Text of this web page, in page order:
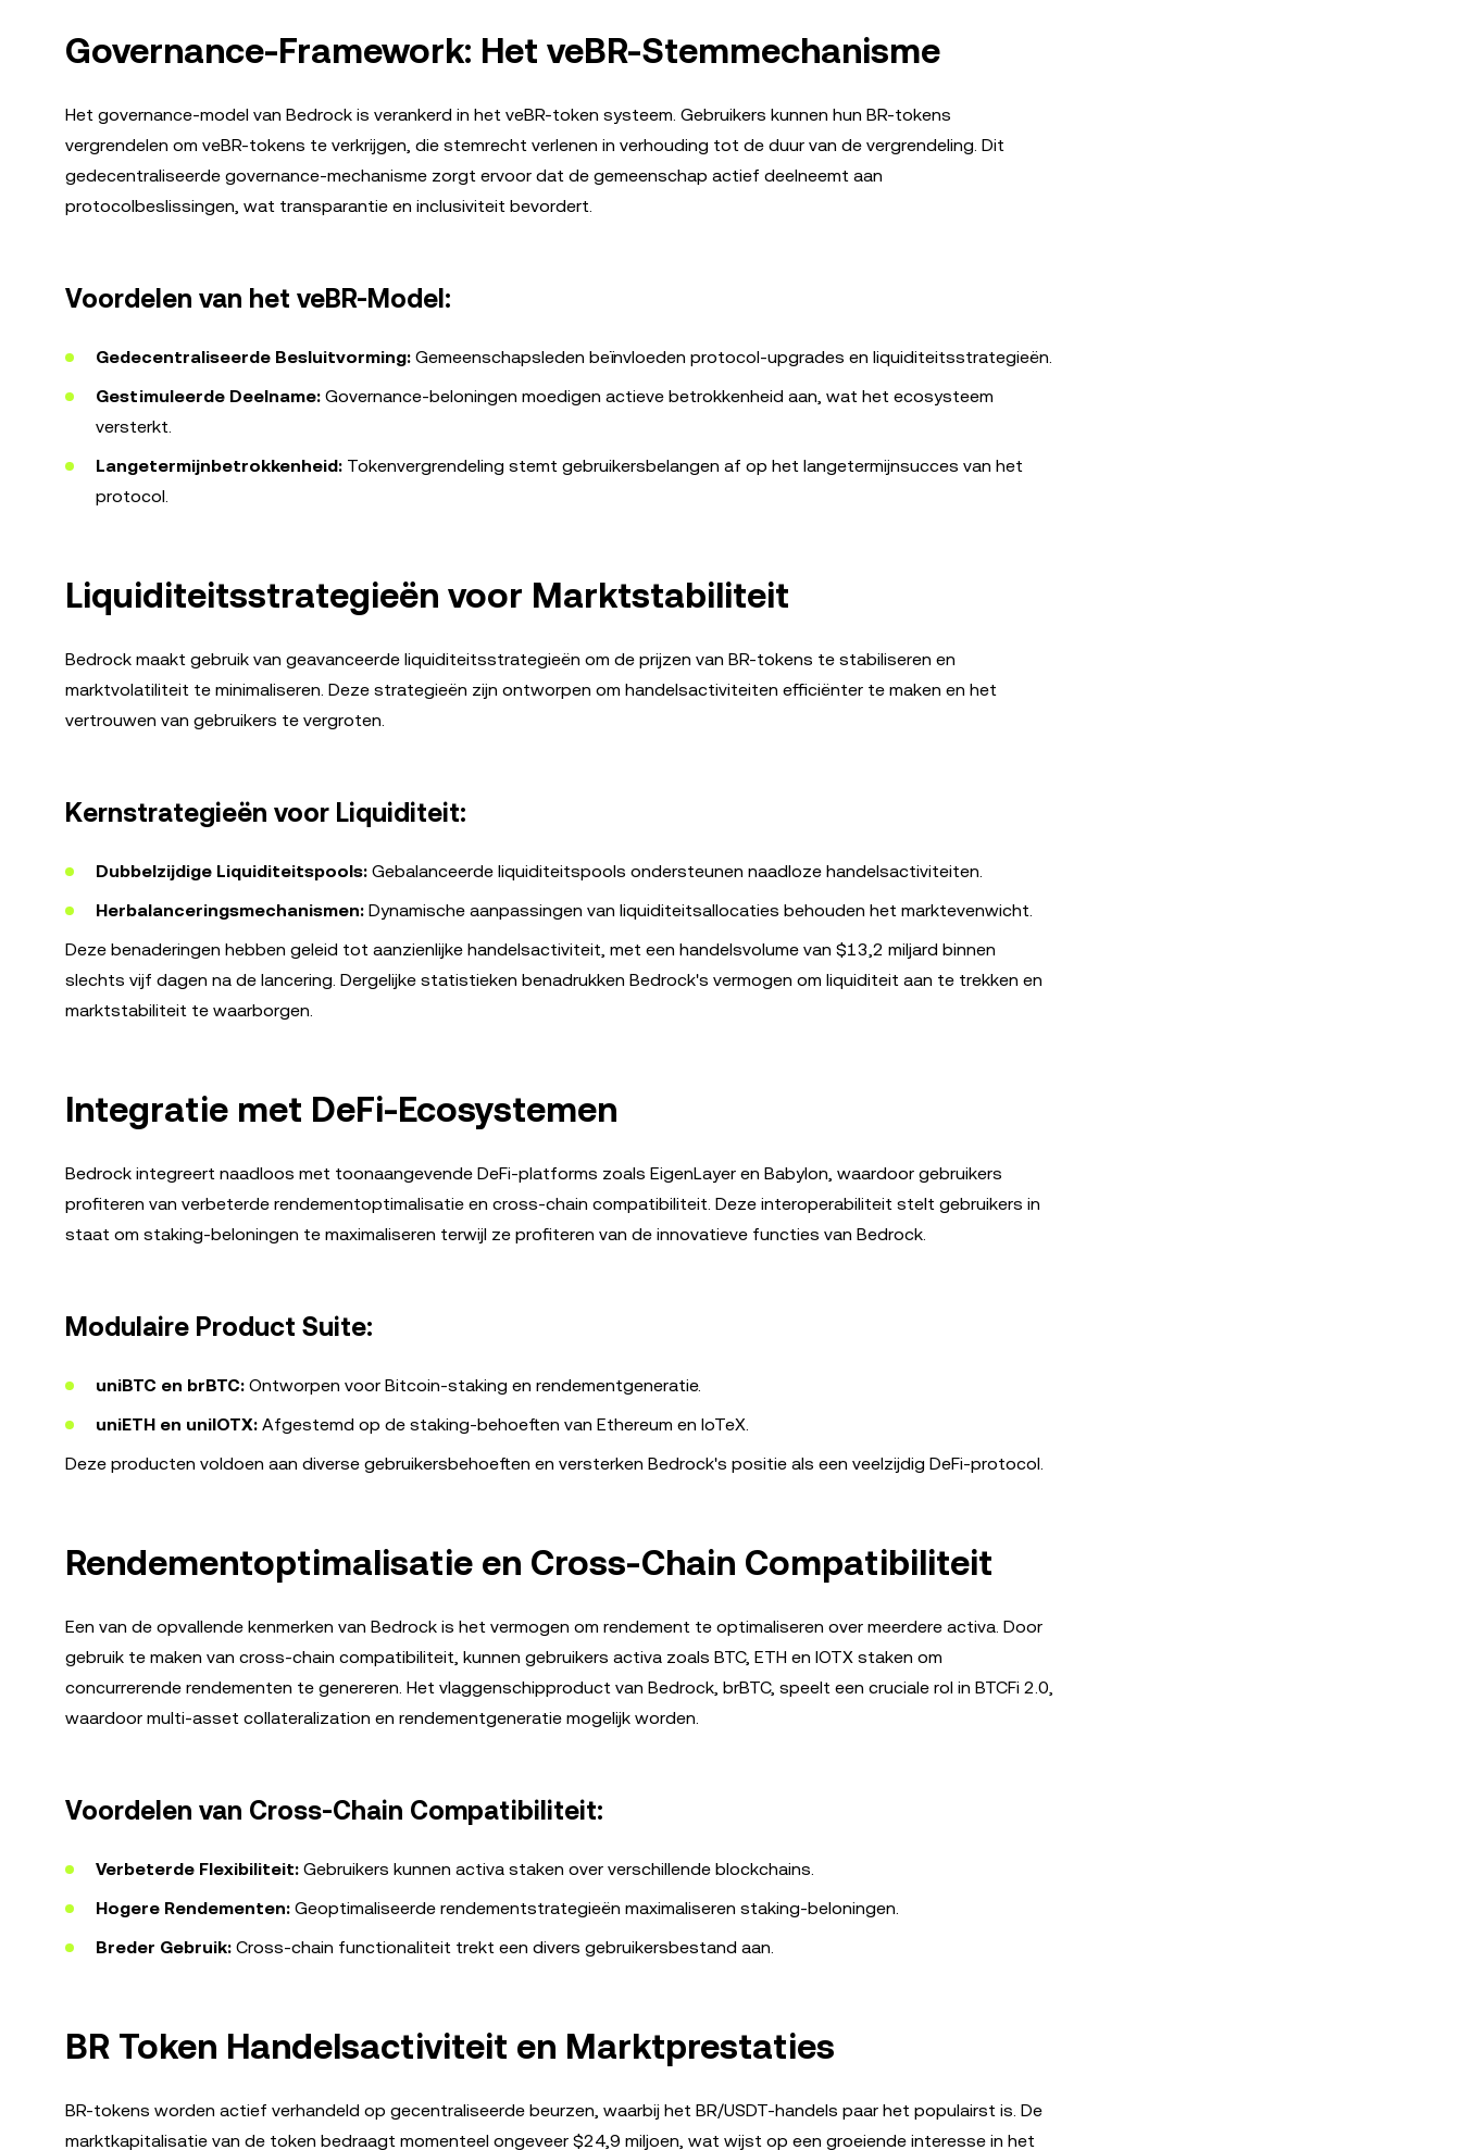
Governance-Framework: Het veBR-Stemmechanisme
Het governance-model van Bedrock is verankerd in het veBR-token systeem. Gebruikers kunnen hun BR-tokens
vergrendelen om veBR-tokens te verkrijgen, die stemrecht verlenen in verhouding tot de duur van de vergrendeling. Dit
gedecentraliseerde governance-mechanisme zorgt ervoor dat de gemeenschap actief deelneemt aan
protocolbeslissingen, wat transparantie en inclusiviteit bevordert.
Voordelen van het veBR-Model:
Gedecentraliseerde Besluitvorming: Gemeenschapsleden beïnvloeden protocol-upgrades en liquiditeitsstrategieën.
Gestimuleerde Deelname: Governance-beloningen moedigen actieve betrokkenheid aan, wat het ecosysteem
versterkt.
Langetermijnbetrokkenheid: Tokenvergrendeling stemt gebruikersbelangen af op het langetermijnsucces van het
protocol.
Liquiditeitsstrategieën voor Marktstabiliteit
Bedrock maakt gebruik van geavanceerde liquiditeitsstrategieën om de prijzen van BR-tokens te stabiliseren en
marktvolatiliteit te minimaliseren. Deze strategieën zijn ontworpen om handelsactiviteiten efficiënter te maken en het
vertrouwen van gebruikers te vergroten.
Kernstrategieën voor Liquiditeit:
Dubbelzijdige Liquiditeitspools: Gebalanceerde liquiditeitspools ondersteunen naadloze handelsactiviteiten.
Herbalanceringsmechanismen: Dynamische aanpassingen van liquiditeitsallocaties behouden het marktevenwicht.
Deze benaderingen hebben geleid tot aanzienlijke handelsactiviteit, met een handelsvolume van $13,2 miljard binnen
slechts vijf dagen na de lancering. Dergelijke statistieken benadrukken Bedrock's vermogen om liquiditeit aan te trekken en
marktstabiliteit te waarborgen.
Integratie met DeFi-Ecosystemen
Bedrock integreert naadloos met toonaangevende DeFi-platforms zoals EigenLayer en Babylon, waardoor gebruikers
profiteren van verbeterde rendementoptimalisatie en cross-chain compatibiliteit. Deze interoperabiliteit stelt gebruikers in
staat om staking-beloningen te maximaliseren terwijl ze profiteren van de innovatieve functies van Bedrock.
Modulaire Product Suite:
uniBTC en brBTC: Ontworpen voor Bitcoin-staking en rendementgeneratie.
uniETH en uniIOTX: Afgestemd op de staking-behoeften van Ethereum en IoTeX.
Deze producten voldoen aan diverse gebruikersbehoeften en versterken Bedrock's positie als een veelzijdig DeFi-protocol.
Rendementoptimalisatie en Cross-Chain Compatibiliteit
Een van de opvallende kenmerken van Bedrock is het vermogen om rendement te optimaliseren over meerdere activa. Door
gebruik te maken van cross-chain compatibiliteit, kunnen gebruikers activa zoals BTC, ETH en IOTX staken om
concurrerende rendementen te genereren. Het vlaggenschipproduct van Bedrock, brBTC, speelt een cruciale rol in BTCFi 2.0,
waardoor multi-asset collateralization en rendementgeneratie mogelijk worden.
Voordelen van Cross-Chain Compatibiliteit:
Verbeterde Flexibiliteit: Gebruikers kunnen activa staken over verschillende blockchains.
Hogere Rendementen: Geoptimaliseerde rendementstrategieën maximaliseren staking-beloningen.
Breder Gebruik: Cross-chain functionaliteit trekt een divers gebruikersbestand aan.
BR Token Handelsactiviteit en Marktprestaties
BR-tokens worden actief verhandeld op gecentraliseerde beurzen, waarbij het BR/USDT-handels paar het populairst is. De
marktkapitalisatie van de token bedraagt momenteel ongeveer $24,9 miljoen, wat wijst op een groeiende interesse in het